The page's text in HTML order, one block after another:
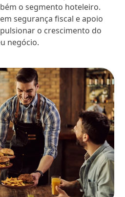
o segmento hoteleiro.
segurança fiscal e apoio
o crescimento do
negócio.